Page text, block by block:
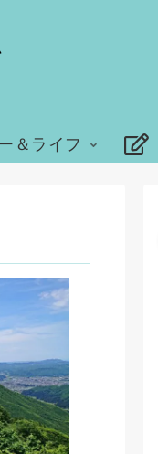
＆ライフ